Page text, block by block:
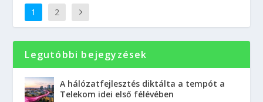
1 2
Legutóbbi bejegyzések
A hálózatfejlesztés diktálta a tempót a
Telekom idei első félévében